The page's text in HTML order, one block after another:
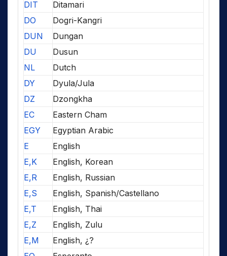
DIT
Ditamari
DO
Dogri-Kangri
DUN
Dungan
DU
Dusun
NL
Dutch
DY
Dyula/Jula
DZ
Dzongkha
EC
Eastern Cham
EGY
Egyptian Arabic
E
English
E,K
English, Korean
E,R
English, Russian
E,S
English, Spanish/Castellano
E,T
English, Thai
E,Z
English, Zulu
E,M
English, ¿?